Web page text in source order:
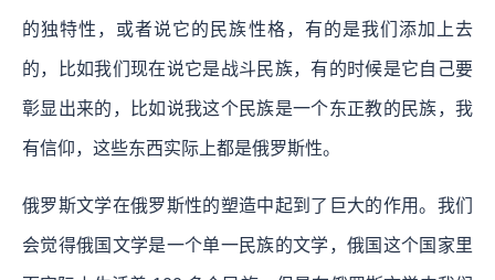
的独特性，或者说它的民族性格，有的是我们添加上去
的，比如我们现在说它是战斗民族，有的时候是它自己要
彰显出来的，比如说我这个民族是一个东正教的民族，我
有信仰，这些东西实际上都是俄罗斯性。
俄罗斯文学在俄罗斯性的塑造中起到了巨大的作用。我们
会觉得俄国文学是一个单一民族的文学，俄国这个国家里